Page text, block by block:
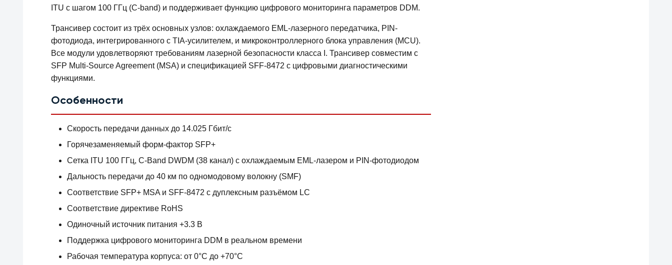
ITU с шагом 100 ГГц (C-band) и поддерживает функцию цифрового мониторинга параметров DDM.
Трансивер состоит из трёх основных узлов: охлаждаемого EML-лазерного передатчика, PIN-
фотодиода, интегрированного с TIA-усилителем, и микроконтроллерного блока управления (MCU).
Все модули удовлетворяют требованиям лазерной безопасности класса I. Трансивер совместим с
SFP Multi-Source Agreement (MSA) и спецификацией SFF-8472 с цифровыми диагностическими
функциями.
Особенности
Скорость передачи данных до 14.025 Гбит/с
Горячезаменяемый форм-фактор SFP+
Сетка ITU 100 ГГц, C-Band DWDM (38 канал) с охлаждаемым EML-лазером и PIN-фотодиодом
Дальность передачи до 40 км по одномодовому волокну (SMF)
Соответствие SFP+ MSA и SFF-8472 с дуплексным разъёмом LC
Соответствие директиве RoHS
Одиночный источник питания +3.3 В
Поддержка цифрового мониторинга DDM в реальном времени
Рабочая температура корпуса: от 0°C до +70°C